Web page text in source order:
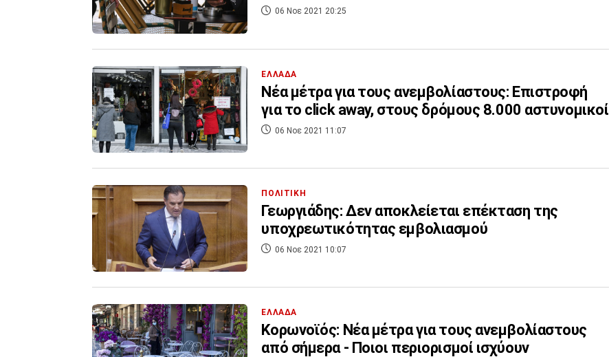
06 Νοε 2021 20:25
ΕΛΛΑΔΑ
Νέα μέτρα για τους ανεμβολίαστους: Επιστροφή
για το click away, στους δρόμους 8.000 αστυνομικοί
06 Νοε 2021 11:07
ΠΟΛΙΤΙΚΗ
Γεωργιάδης: Δεν αποκλείεται επέκταση της
υποχρεωτικότητας εμβολιασμού
06 Νοε 2021 10:07
ΕΛΛΑΔΑ
Κορωνοϊός: Νέα μέτρα για τους ανεμβολίαστους
από σήμερα - Ποιοι περιορισμοί ισχύουν